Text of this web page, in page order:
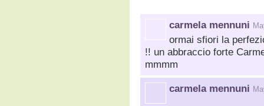
carmela mennuni
ormai sfiori la
!! un abbraccio forte
mmmm
carmela mennuni